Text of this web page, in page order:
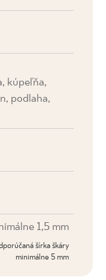
kúpeľňa,
podlaha,
1,5 mm
šírka škáry
minimálne 5 mm